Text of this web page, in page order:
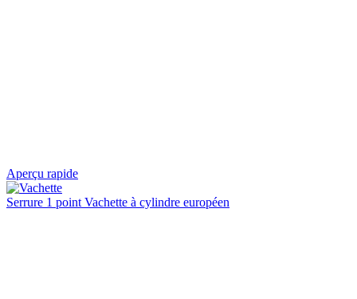
Aperçu rapide
Serrure 1 point Vachette à cylindre européen